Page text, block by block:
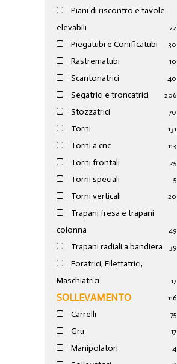
Piani di riscontro e tavole
elevabili
22
Piegatubi e Conificatubi 30
Rastrematubi 10
Scantonatrici 40
Segatrici e troncatrici 206
Stozzatrici 70
Torni 131
Torni a cnc 113
Torni frontali 25
Torni speciali 5
Torni verticali 20
Trapani fresa e trapani
colonna
49
Trapani radiali a bandiera 39
Foratrici, Filettatrici,
Maschiatrici
17
SOLLEVAMENTO 116
Carrelli 75
Gru 17
Manipolatori 4